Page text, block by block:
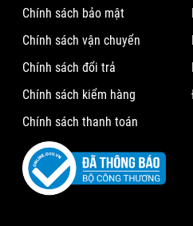
Chính sách bảo mật
Chính sách vận chuyển
Chính sách đổi trả
Chính sách kiểm hàng
Chính sách thanh toán